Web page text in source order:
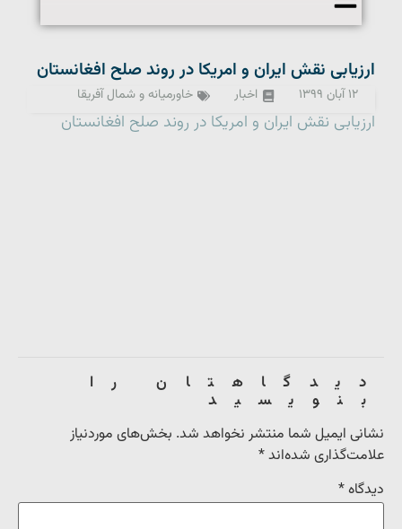
ارزیابی نقش ایران و امریکا در روند صلح افغانستان
۱۲ آبان ۱۳۹۹ اخبار خاورمیانه و شمال آفریقا
ارزیابی نقش ایران و امریکا در روند صلح افغانستان
دیدگاهتان را
بنویسید
نشانی ایمیل شما منتشر نخواهد شد. بخش‌های موردنیاز
علامت‌گذاری شده‌اند*
دیدگاه*